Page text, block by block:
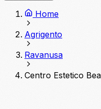
Home
Agrigento
Ravanusa
Centro Estetico